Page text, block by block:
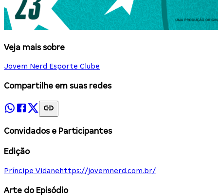
Veja mais sobre
Jovem Nerd Esporte Clube
Compartilhe em suas redes
Convidados e Participantes
Edição
Príncipe Vidane https://jovemnerd.com.br/
Arte do Episódio